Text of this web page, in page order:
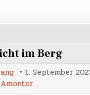
im Berg
1. September